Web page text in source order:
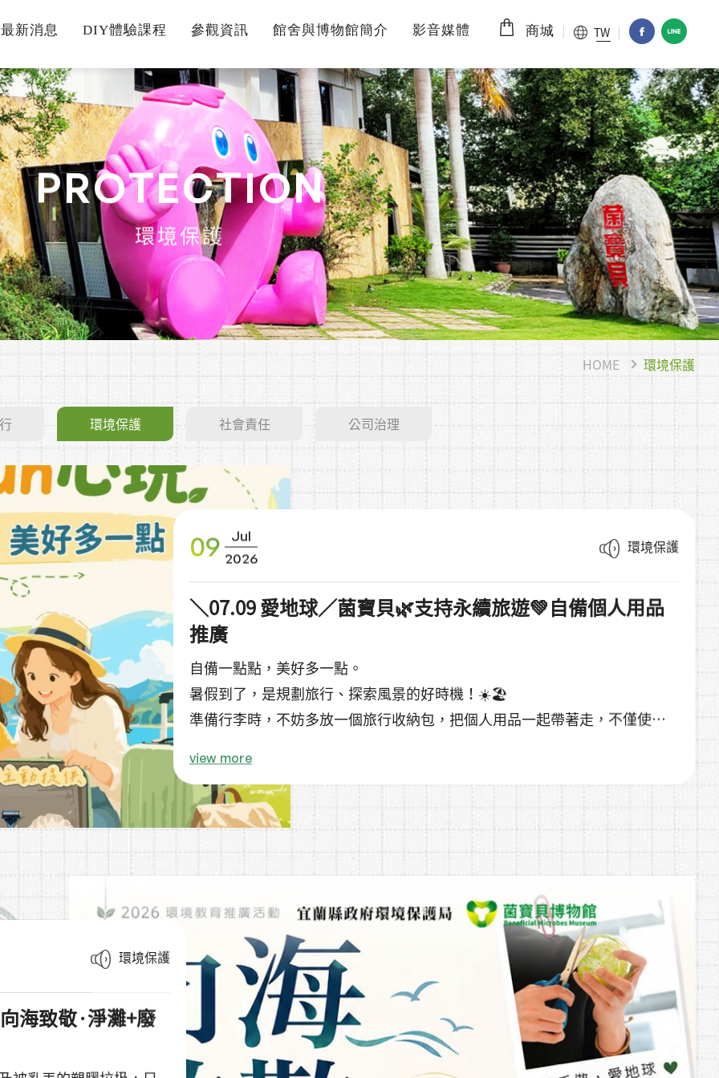
最新消息 DIY體驗課程 參觀資訊 館舍與博物館簡介 影音媒體 商城 TW
PROTECTION
環境保護
HOME 環境保護
環境保護 社會責任 公司治理
09
Jul
2026
環境保護
＼07.09 愛地球／菌寶貝🌿支持永續旅遊💚自備個人用品
推廣
自備一點點，美好多一點。
暑假到了，是規劃旅行、探索風景的好時機！☀️🏖️
準備行李時，不妨多放一個旅行收納包，把個人用品一起帶著走，不僅使用
鼓勵大家養成自備個人用品的好習慣。如有需求，仍可向旅宿業者洽詢相關
服務。
每一次自備，都是對環境多一分友善；每一次選擇，都讓永續更靠近我們的
今年暑假，就從整理行李開始，一起讓旅行留下美好回憶，也留下愛護環境
view more
環境保護
海致敬·淨灘+廢